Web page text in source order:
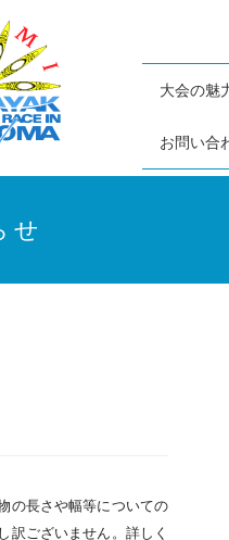
掲載のお知らせ
大会の魅
お問い合
せ
の長さや幅等についての
訳ございません。 詳しく